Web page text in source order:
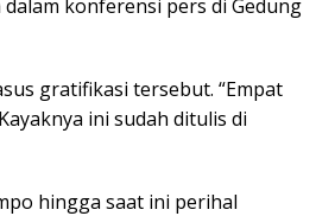
konferensi pers di Gedung
gratifikasi tersebut. “Empat
ini sudah ditulis di
hingga saat ini perihal